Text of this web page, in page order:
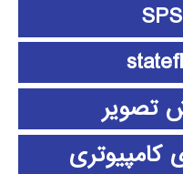
تصویر